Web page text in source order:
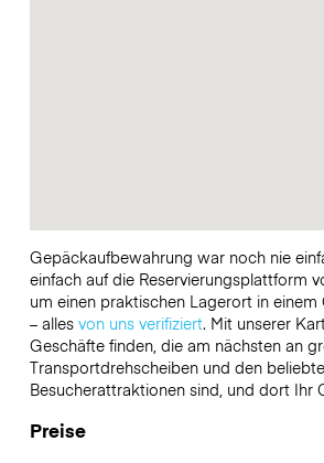
Gepäckaufbewahrung war noch nie
einfach auf die Reservierungsplattform
um einen praktischen Lagerort in einem
– alles von uns verifiziert. Mit unserer
Geschäfte finden, die am nächsten an
Transportdrehscheiben und den
Besucherattraktionen sind, und dort Ihr
Preise